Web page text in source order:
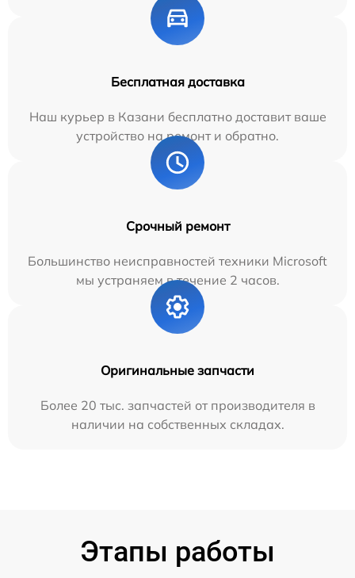
Бесплатная доставка
Наш курьер в Казани бесплатно доставит ваше
устройство на ремонт и обратно.
Срочный ремонт
Большинство неисправностей техники Microsoft
мы устраняем в течение 2 часов.
Оригинальные запчасти
Более 20 тыс. запчастей от производителя в
наличии на собственных складах.
Этапы работы